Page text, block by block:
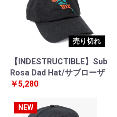
売り切れ
【INDESTRUCTIBLE】Sub
Rosa Dad Hat/サブローザ
￥5,280
NEW